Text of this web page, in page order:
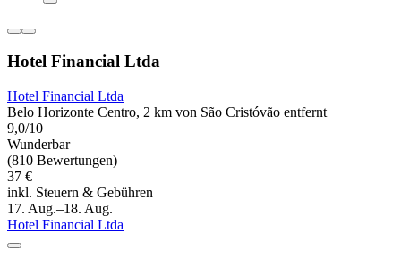
Hotel Financial Ltda
Hotel Financial Ltda
Belo Horizonte Centro, 2 km von São Cristóvão entfernt
9,0/10
Wunderbar
(810 Bewertungen)
37 €
inkl. Steuern & Gebühren
17. Aug.–18. Aug.
Hotel Financial Ltda